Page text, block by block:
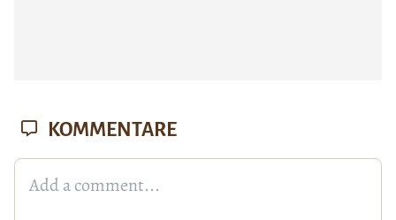
KOMMENTARE